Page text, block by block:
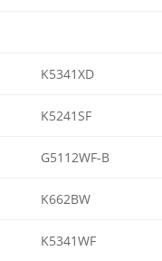
K5341XD
K5241SF
G5112WF-B
K662BW
K5341WF